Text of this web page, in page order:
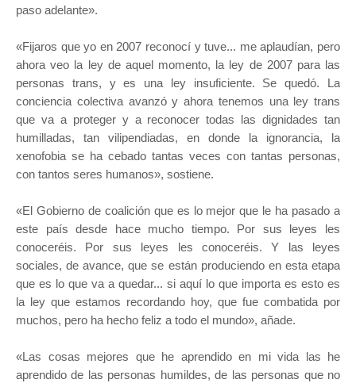
paso adelante».
«Fijaros que yo en 2007 reconocí y tuve... me aplaudían, pero
ahora veo la ley de aquel momento, la ley de 2007 para las
personas trans, y es una ley insuficiente. Se quedó. La
conciencia colectiva avanzó y ahora tenemos una ley trans
que va a proteger y a reconocer todas las dignidades tan
humilladas, tan vilipendiadas, en donde la ignorancia, la
xenofobia se ha cebado tantas veces con tantas personas,
con tantos seres humanos», sostiene.
«El Gobierno de coalición que es lo mejor que le ha pasado a
este país desde hace mucho tiempo. Por sus leyes les
conoceréis. Por sus leyes les conoceréis. Y las leyes
sociales, de avance, que se están produciendo en esta etapa
que es lo que va a quedar... si aquí lo que importa es esto es
la ley que estamos recordando hoy, que fue combatida por
muchos, pero ha hecho feliz a todo el mundo», añade.
«Las cosas mejores que he aprendido en mi vida las he
aprendido de las personas humildes, de las personas que no